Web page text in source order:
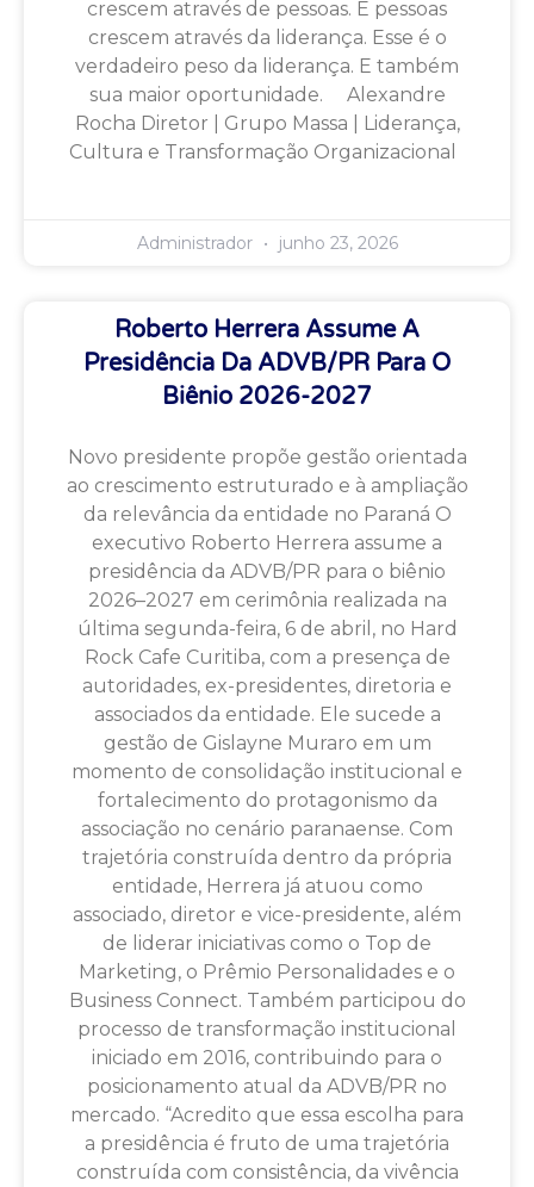
crescem através de pessoas. E pessoas
crescem através da liderança. Esse é o
verdadeiro peso da liderança. E também
sua maior oportunidade. Alexandre
Rocha Diretor | Grupo Massa | Liderança,
Cultura e Transformação Organizacional
Administrador junho 23, 2026
Roberto Herrera Assume A
Presidência Da ADVB/PR Para O
Biênio 2026-2027
Novo presidente propõe gestão orientada
ao crescimento estruturado e à ampliação
da relevância da entidade no Paraná O
executivo Roberto Herrera assume a
presidência da ADVB/PR para o biênio
2026–2027 em cerimônia realizada na
última segunda-feira, 6 de abril, no Hard
Rock Cafe Curitiba, com a presença de
autoridades, ex-presidentes, diretoria e
associados da entidade. Ele sucede a
gestão de Gislayne Muraro em um
momento de consolidação institucional e
fortalecimento do protagonismo da
associação no cenário paranaense. Com
trajetória construída dentro da própria
entidade, Herrera já atuou como
associado, diretor e vice-presidente, além
de liderar iniciativas como o Top de
Marketing, o Prêmio Personalidades e o
Business Connect. Também participou do
processo de transformação institucional
iniciado em 2016, contribuindo para o
posicionamento atual da ADVB/PR no
mercado. “Acredito que essa escolha para
a presidência é fruto de uma trajetória
construída com consistência, da vivência